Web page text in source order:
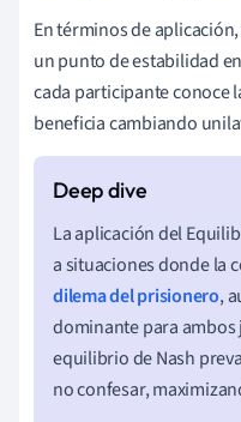
′
En términos de
un punto de estabilidad
cada participante conoce
beneficia cambiando
La aplicación del
a situaciones donde la
dilema del prisionero,
dominante para
equilibrio de Nash
no confesar,